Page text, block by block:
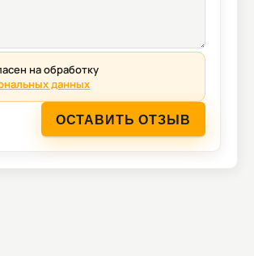
на обработку
данных
ОСТАВИТЬ ОТЗЫВ